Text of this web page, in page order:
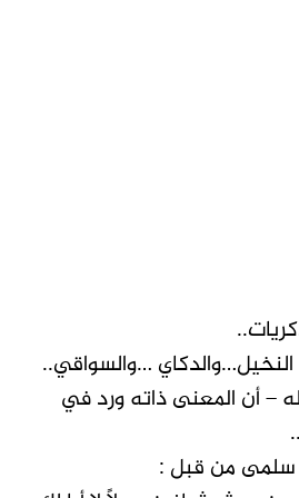
…والسواقي..
– أن المعنى ذاته ورد في
سلمى من قبل :